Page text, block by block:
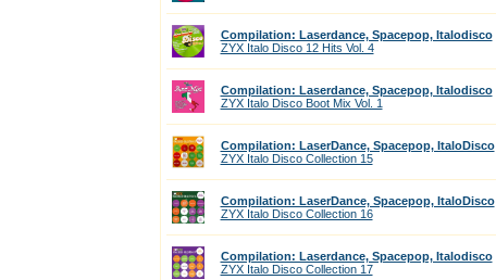
Compilation: Laserdance, Spacepop, Italodisco
ZYX Italo Disco 12 Hits Vol. 4
Compilation: Laserdance, Spacepop, Italodisco
ZYX Italo Disco Boot Mix Vol. 1
Compilation: LaserDance, Spacepop, ItaloDisco
ZYX Italo Disco Collection 15
Compilation: LaserDance, Spacepop, ItaloDisco
ZYX Italo Disco Collection 16
Compilation: Laserdance, Spacepop, Italodisco
ZYX Italo Disco Collection 17